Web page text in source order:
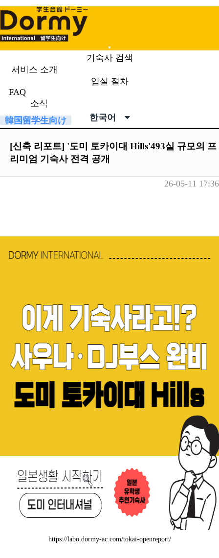
Mobile
Menu
기숙사 검색
서비스 소개
입실 절차
FAQ
소식
한국어
소식
韓国留学生向け
[신축 리포트] '도미 토카이대 Hills'493실 규모의 프
리미엄 기숙사 전격 공개
26-05-11 17:36
https://labo.dormy-ac.com/tokai-openreport/